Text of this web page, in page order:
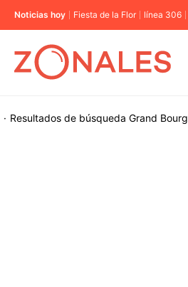
Noticias hoy Fiesta de la Flor línea 306
Resultados de búsqueda
· Grand Bourg